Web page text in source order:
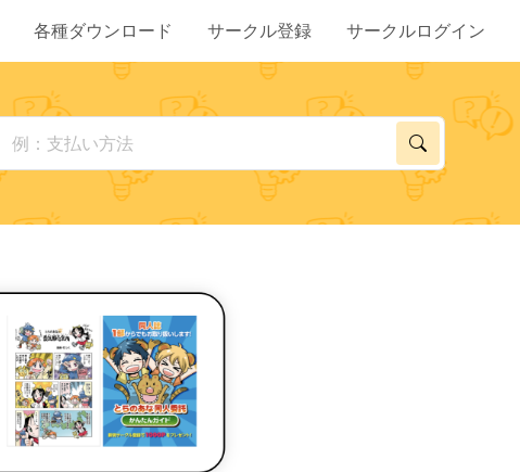
各種ダウンロード サークル登録 サークルログイン